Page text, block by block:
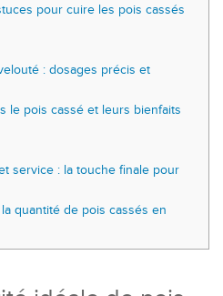
pour cuire les pois cassés
: dosages précis et
le pois cassé et leurs bienfaits
service : la touche finale pour
quantité de pois cassés en